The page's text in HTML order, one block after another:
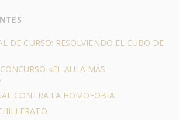
DE CURSO: RESOLVIENDO EL CUBO DE
«EL AULA MÁS
CONTRA LA HOMOFOBIA